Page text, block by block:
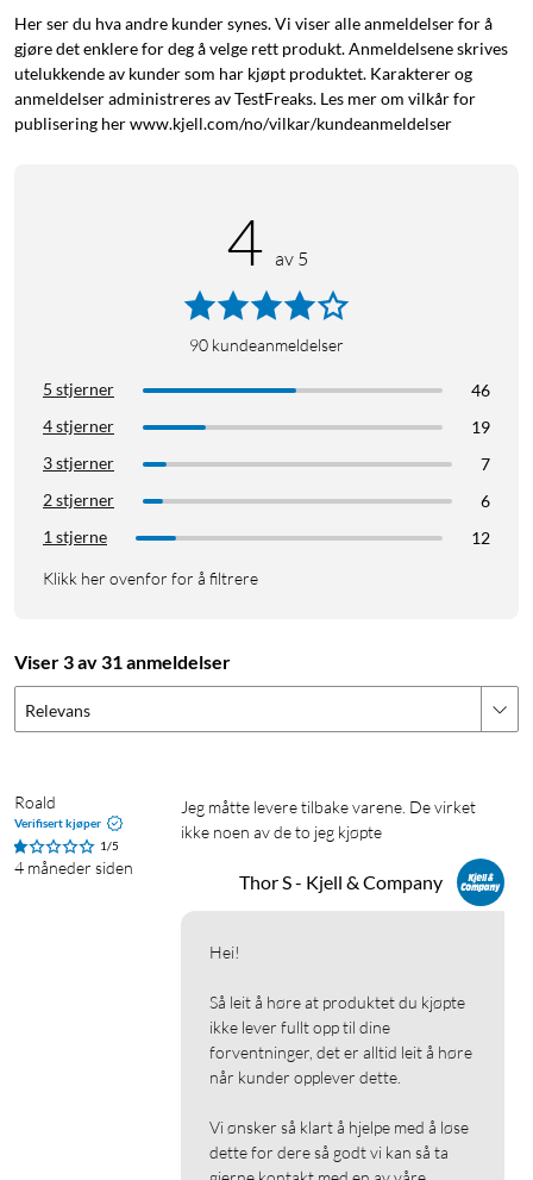
Her ser du hva andre kunder synes. Vi viser alle anmeldelser for å
gjøre det enklere for deg å velge rett produkt. Anmeldelsene skrives
utelukkende av kunder som har kjøpt produktet. Karakterer og
anmeldelser administreres av TestFreaks. Les mer om vilkår for
publisering her www.kjell.com/no/vilkar/kundeanmeldelser
4 av 5
90 kundeanmeldelser
5 stjerner
46
4 stjerner
19
3 stjerner
7
2 stjerner
6
1 stjerne
12
Klikk her ovenfor for å filtrere
Viser 3 av 31 anmeldelser
Relevans
Roald
Verifisert kjøper
1/5
4 måneder siden
Jeg måtte levere tilbake varene. De virket
ikke noen av de to jeg kjøpte
Thor S - Kjell & Company
Hei!
Så leit å høre at produktet du kjøpte
ikke lever fullt opp til dine
forventninger, det er alltid leit å høre
når kunder opplever dette.
Vi ønsker så klart å hjelpe med å løse
dette for dere så godt vi kan så ta